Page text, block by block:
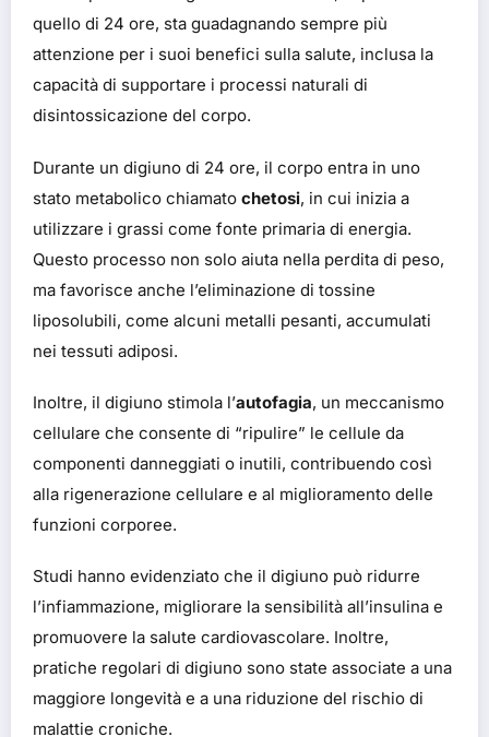
quello di 24 ore, sta guadagnando sempre più
attenzione per i suoi benefici sulla salute, inclusa la
capacità di supportare i processi naturali di
disintossicazione del corpo.
Durante un digiuno di 24 ore, il corpo entra in uno
stato metabolico chiamato chetosi, in cui inizia a
utilizzare i grassi come fonte primaria di energia.
Questo processo non solo aiuta nella perdita di peso,
ma favorisce anche l’eliminazione di tossine
liposolubili, come alcuni metalli pesanti, accumulati
nei tessuti adiposi.
Inoltre, il digiuno stimola l’autofagia, un meccanismo
cellulare che consente di “ripulire” le cellule da
componenti danneggiati o inutili, contribuendo così
alla rigenerazione cellulare e al miglioramento delle
funzioni corporee.
Studi hanno evidenziato che il digiuno può ridurre
l’infiammazione, migliorare la sensibilità all’insulina e
promuovere la salute cardiovascolare. Inoltre,
pratiche regolari di digiuno sono state associate a una
maggiore longevità e a una riduzione del rischio di
malattie croniche.